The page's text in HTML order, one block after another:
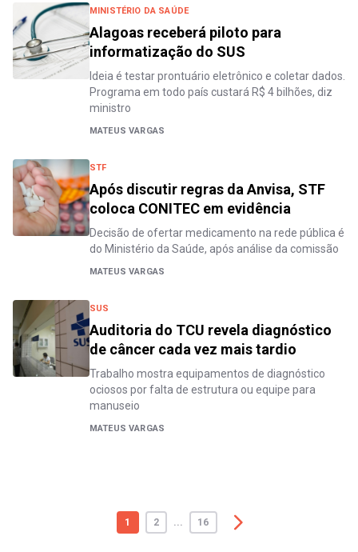
MINISTÉRIO DA SAÚDE
Alagoas receberá piloto para
informatização do SUS
Ideia é testar prontuário eletrônico e coletar dados.
Programa em todo país custará R$ 4 bilhões, diz
ministro
MATEUS VARGAS
STF
Após discutir regras da Anvisa, STF
coloca CONITEC em evidência
Decisão de ofertar medicamento na rede pública é
do Ministério da Saúde, após análise da comissão
MATEUS VARGAS
SUS
Auditoria do TCU revela diagnóstico
de câncer cada vez mais tardio
Trabalho mostra equipamentos de diagnóstico
ociosos por falta de estrutura ou equipe para
manuseio
MATEUS VARGAS
1 2 ... 16